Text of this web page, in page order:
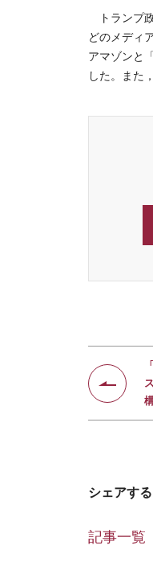
トランプ
どのメディ
アマゾンと
した。また
シェアする
記事一覧